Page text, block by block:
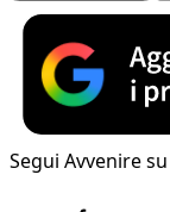
Segui Avvenire su